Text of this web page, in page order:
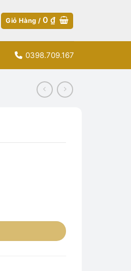
Giỏ Hàng / 0₫
0398.709.167